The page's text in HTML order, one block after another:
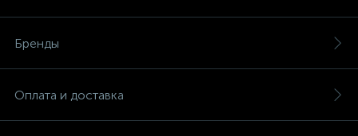
Бренды
Оплата и доставка